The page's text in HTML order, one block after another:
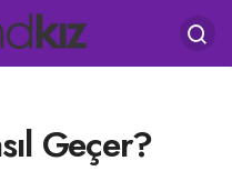
Geçer?